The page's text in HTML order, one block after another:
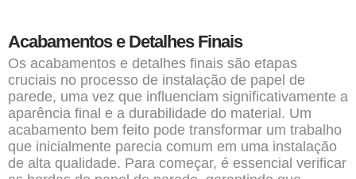
Acabamentos e Detalhes Finais
Os acabamentos e detalhes finais são etapas
cruciais no processo de instalação de papel de
parede, uma vez que influenciam significativamente a
aparência final e a durabilidade do material. Um
acabamento bem feito pode transformar um trabalho
que inicialmente parecia comum em uma instalação
de alta qualidade. Para começar, é essencial verificar